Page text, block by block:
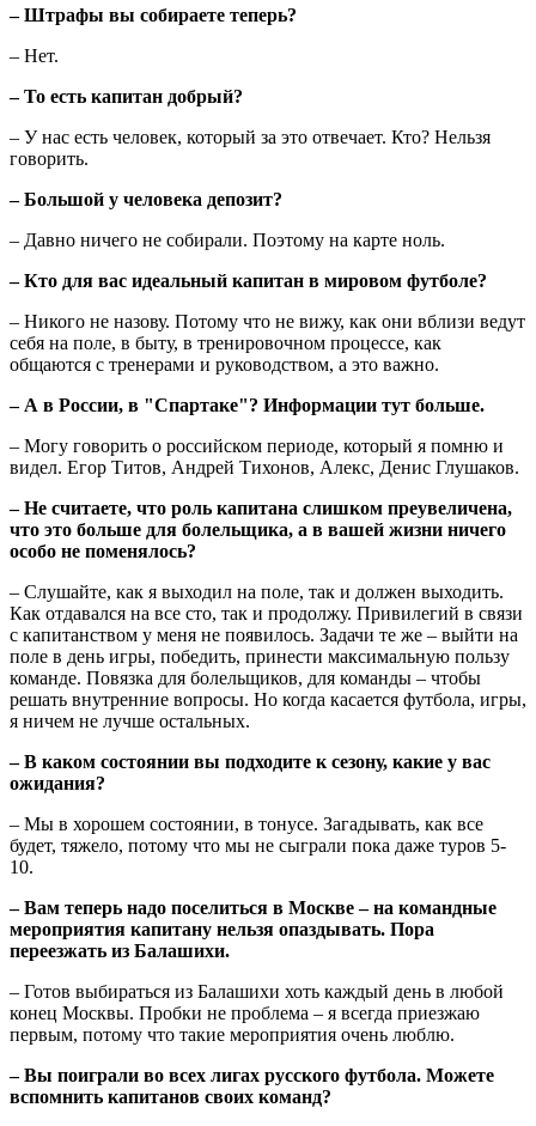
– Штрафы вы собираете теперь?
– Нет.
– То есть капитан добрый?
– У нас есть человек, который за это отвечает. Кто? Нельзя
говорить.
– Большой у человека депозит?
– Давно ничего не собирали. Поэтому на карте ноль.
– Кто для вас идеальный капитан в мировом футболе?
– Никого не назову. Потому что не вижу, как они вблизи ведут
себя на поле, в быту, в тренировочном процессе, как
общаются с тренерами и руководством, а это важно.
– А в России, в "Спартаке"? Информации тут больше.
– Могу говорить о российском периоде, который я помню и
видел. Егор Титов, Андрей Тихонов, Алекс, Денис Глушаков.
– Не считаете, что роль капитана слишком преувеличена,
что это больше для болельщика, а в вашей жизни ничего
особо не поменялось?
– Слушайте, как я выходил на поле, так и должен выходить.
Как отдавался на все сто, так и продолжу. Привилегий в связи
с капитанством у меня не появилось. Задачи те же – выйти на
поле в день игры, победить, принести максимальную пользу
команде. Повязка для болельщиков, для команды – чтобы
решать внутренние вопросы. Но когда касается футбола, игры,
я ничем не лучше остальных.
– В каком состоянии вы подходите к сезону, какие у вас
ожидания?
– Мы в хорошем состоянии, в тонусе. Загадывать, как все
будет, тяжело, потому что мы не сыграли пока даже туров 5-
10.
– Вам теперь надо поселиться в Москве – на командные
мероприятия капитану нельзя опаздывать. Пора
переезжать из Балашихи.
– Готов выбираться из Балашихи хоть каждый день в любой
конец Москвы. Пробки не проблема – я всегда приезжаю
первым, потому что такие мероприятия очень люблю.
– Вы поиграли во всех лигах русского футбола. Можете
вспомнить капитанов своих команд?